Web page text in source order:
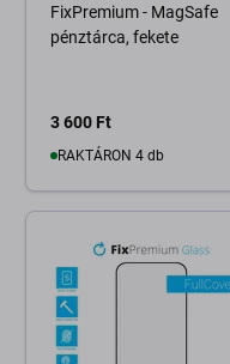
FixPremium - MagSafe
pénztárca, fekete
3 600 Ft
RAKTÁRON 4 db